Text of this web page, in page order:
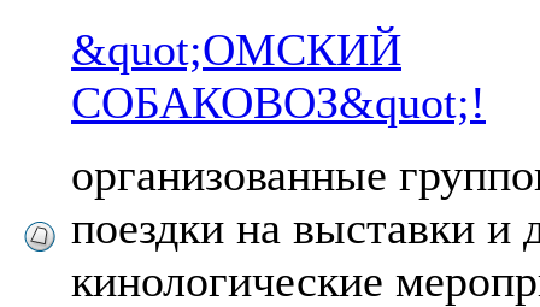
&quot;ОМСКИЙ
СОБАКОВОЗ&quot;!
организованные
поездки на выставки и
кинологические